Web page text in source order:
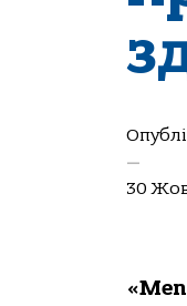
—
30